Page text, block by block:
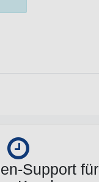
Support für